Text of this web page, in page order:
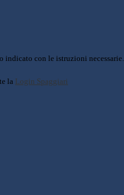
indicato con le istruzioni necessarie.
la Login Spaggiari